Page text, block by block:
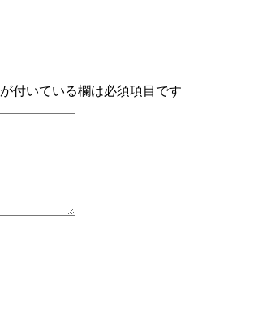
が付いている欄は必須項目です